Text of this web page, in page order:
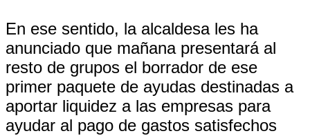
En ese sentido, la alcaldesa les ha
anunciado que mañana presentará al
resto de grupos el borrador de ese
primer paquete de ayudas destinadas a
aportar liquidez a las empresas para
ayudar al pago de gastos satisfechos